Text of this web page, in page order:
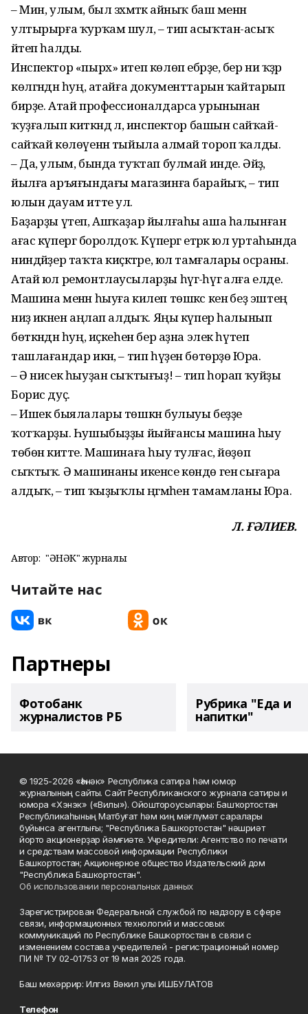
– Мин, улым, был зәхмәткә айныҡ баш менән
ултырырға ҡурҡам шул, – тип асыҡтан-асыҡ
әйтеп һалды.
Инспектор «пырх» итеп көлөп ебәрҙе, бер ни ҡәҙәр
көлгәндән һуң, атайға документтарын ҡайтарып
бирҙе. Атай профессионалдарса урынынан
ҡуҙғалып киткән­дә лә, инспектор башын сайҡай-
сайҡай көлөүенән тыйыла алмай тороп ҡалды.
– Да, улым, бында туҡтап булмай инде. Әйҙә,
йылға аръяғындағы магазинға барайыҡ, – тип
юлын дауам итте ул.
Баҙарҙы үтеп, Ашҡаҙар йылғаһы аша һалынған
ағас күпергә боролдоҡ. Күпергә етәрәк юл уртаһында
нин­дәйҙер таҡта киҫәктәре, юл тамғалары осраны.
Атай юл ремонтлаусыларҙы һүгә-һүгә алға елде.
Машина менән һыуға килеп төшкәс кенә беҙ эштең
ниҙә икәнен аңлап алдыҡ. Яңы күпер һалынып
бөткәндән һуң, иҫкеһен бер аҙна элек һүтеп
ташлағандар икән, – тип һүҙен бөтөрҙө Юра.
– Ә нисек һыуҙан сыҡ­тығыҙ! – тип һорап ҡуйҙы
Борис дуҫ.
– Ишек быялалары төшкән булыуы беҙҙе
ҡотҡарҙы. Һушыбыҙҙы йыйғансы машина һыу
төбөнә китте. Ма­шинаға һыу тулғас, йөҙөп
сыҡтыҡ. Ә машинаны икенсе көндө генә сығара
алдыҡ, – тип ҡыҙыҡлы әңгәмәһен тамамланы Юра.
Л. ҒӘЛИЕВ.
Автор: "ҺӘНӘК" журналы
Читайте нас
Партнеры
Фотобанк
журналистов РБ
Рубрика "Еда и
напитки"
© 1925-2026 «Һәнәк» Республика сатира һәм юмор
журналының сайты. Сайт Республиканского журнала сатиры и
юмора «Хэнэк» («Вилы»). Ойоштороусылары: Башҡортостан
Республикаһының Матбуғат һәм киң мәғлүмәт саралары
буйынса агентлығы; "Республика Башкортостан" нәшриәт
йорто акционерҙар йәмғиәте. Учредители: Агентство по печати
и средствам массовой информации Республики
Башкортостан; Акционерное общество Издательский дом
"Республика Башкортостан".
Об использовании персональных данных
Зарегистрирован Федеральной службой по надзору в сфере
связи, информационных технологий и массовых
коммуникаций по Республике Башкортостан в связи с
изменением состава учредителей - регистрационный номер
ПИ № ТУ 02-01753 от 19 мая 2025 года.
Баш мөхәррир: Илгиз Вәкил улы ИШБУЛАТОВ
Телефон